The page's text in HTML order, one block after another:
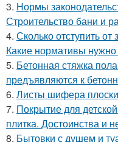
3. Нормы
Строительство бани и
4. Сколько отступить от
Какие нормативы
5. Бетонная стяжка
предъявляются к
6. Листы шифера
7. Покрытие для
плитка. Достоинства и
8. Бытовки с душем и